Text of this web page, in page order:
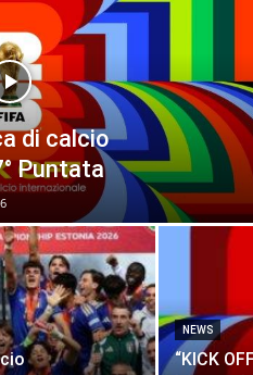
di calcio
Puntata
NEWS
“KICK